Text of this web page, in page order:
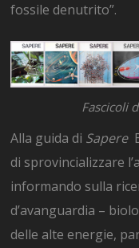
fossile denutrito”.
Fascicoli
Alla guida di Sapere
di sprovincializzare
informando sulla
d’avanguardia –
delle alte energie,